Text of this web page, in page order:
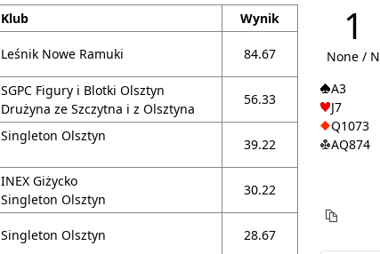
Klub Wynik
Leśnik Nowe Ramuki 84.67
SGPC Figury i Blotki Olsztyn
Drużyna ze Szczytna i z Olsztyna
56.33
Singleton Olsztyn
39.22
INEX Giżycko
Singleton Olsztyn
30.22
Singleton Olsztyn 28.67
1
None / N
A3
J7
Q1073
AQ874